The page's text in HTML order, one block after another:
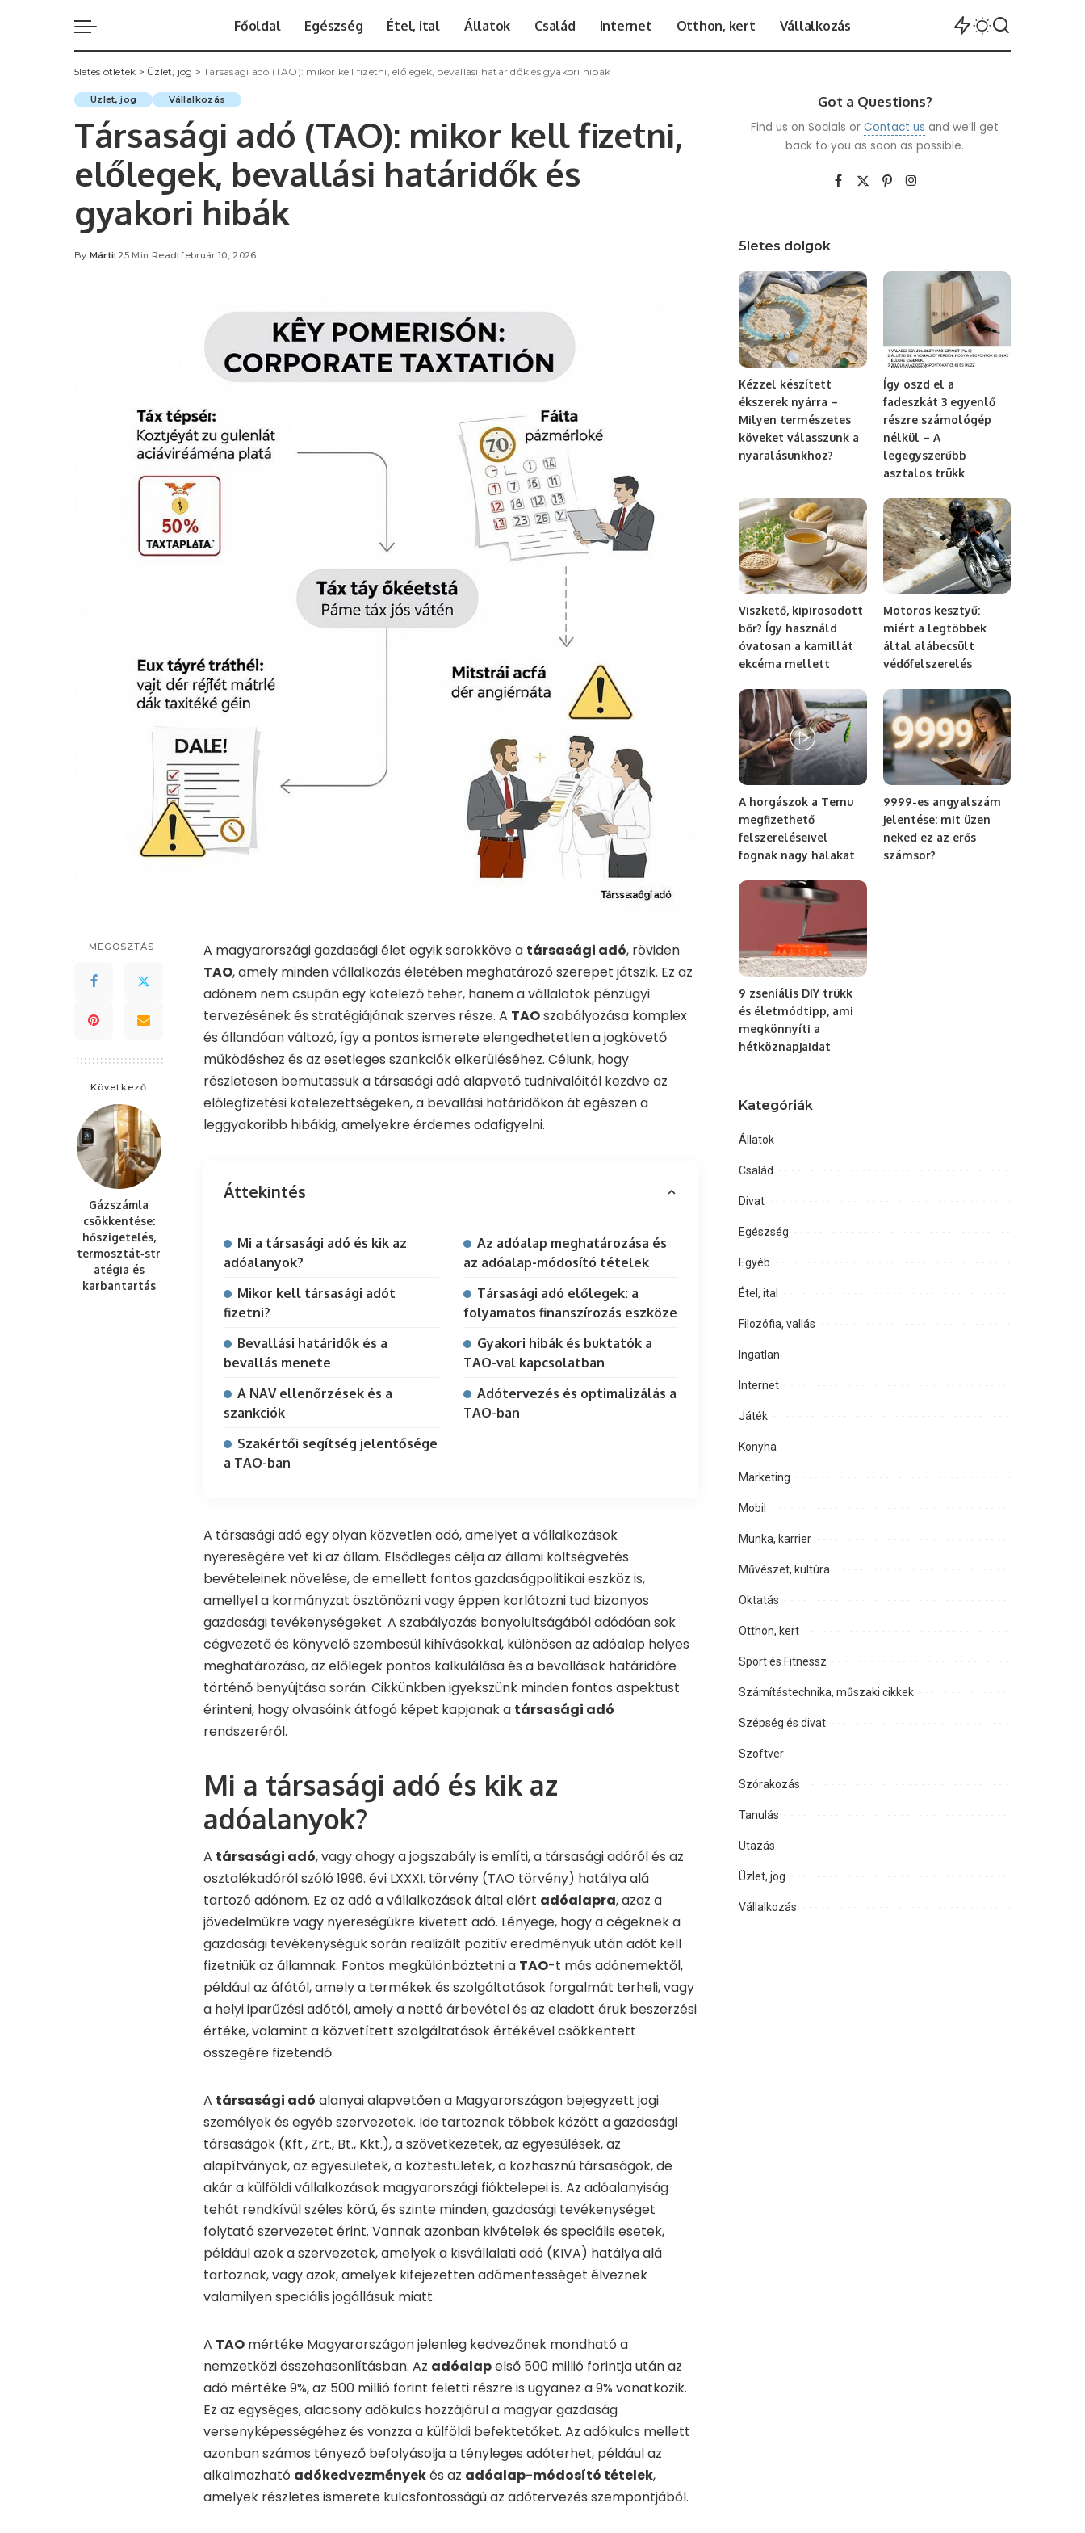
Főoldal Egészség Étel, ital Állatok Család Internet Otthon, kert Vállalkozás
5letes ötletek > Üzlet, jog >Társasági adó (TAO): mikor kell fizetni, előlegek, bevallási határidők és gyakori hibák
Üzlet, jog Vállalkozás
Társasági adó (TAO): mikor kell fizetni,
előlegek, bevallási határidők és
gyakori hibák
Posted
By Márti 25 Min Read február 10, 2026
MEGOSZTÁS
Következő
Gázszámla
csökkentése:
hőszigetelés,
termosztát‑str
atégia és
karbantartás
A magyarországi gazdasági élet egyik sarokköve a társasági adó, röviden
TAO, amely minden vállalkozás életében meghatározó szerepet játszik. Ez az
adónem nem csupán egy kötelező teher, hanem a vállalatok pénzügyi
tervezésének és stratégiájának szerves része. A TAOszabályozása komplex
és állandóan változó, így a pontos ismerete elengedhetetlen a jogkövető
működéshez és az esetleges szankciók elkerüléséhez. Célunk, hogy
részletesen bemutassuk a társasági adó alapvető tudnivalóitól kezdve az
előlegfizetési kötelezettségeken, a bevallási határidőkön át egészen a
leggyakoribb hibákig, amelyekre érdemes odafigyelni.
Áttekintés
Mi a társasági adó és kik az
adóalanyok?
Az adóalap meghatározása és
az adóalap-módosító tételek
Mikor kell társasági adót
fizetni?
Társasági adó előlegek: a
folyamatos finanszírozás eszköze
Bevallási határidők és a
bevallás menete
Gyakori hibák és buktatók a
TAO-val kapcsolatban
A NAV ellenőrzések és a
szankciók
Adótervezés és optimalizálás a
TAO-ban
Szakértői segítség jelentősége
a TAO-ban
A társasági adó egy olyan közvetlen adó, amelyet a vállalkozások
nyereségére vet ki az állam. Elsődleges célja az állami költségvetés
bevételeinek növelése, de emellett fontos gazdaságpolitikai eszköz is,
amellyel a kormányzat ösztönözni vagy éppen korlátozni tud bizonyos
gazdasági tevékenységeket. A szabályozás bonyolultságából adódóan sok
cégvezető és könyvelő szembesül kihívásokkal, különösen az adóalap helyes
meghatározása, az előlegek pontos kalkulálása és a bevallások határidőre
történő benyújtása során. Cikkünkben igyekszünk minden fontos aspektust
érinteni, hogy olvasóink átfogó képet kapjanak a társasági adó
rendszeréről.
Mi a társasági adó és kik az
adóalanyok?
A társasági adó, vagy ahogy a jogszabály is említi, a társasági adóról és az
osztalékadóról szóló 1996. évi LXXXI. törvény (TAO törvény) hatálya alá
tartozó adónem. Ez az adó a vállalkozások által elért adóalapra, azaz a
jövedelmükre vagy nyereségükre kivetett adó. Lényege, hogy a cégeknek a
gazdasági tevékenységük során realizált pozitív eredményük után adót kell
fizetniük az államnak. Fontos megkülönböztetni a TAO-t más adónemektől,
például az áfától, amely a termékek és szolgáltatások forgalmát terheli, vagy
a helyi iparűzési adótól, amely a nettó árbevétel és az eladott áruk beszerzési
értéke, valamint a közvetített szolgáltatások értékével csökkentett
összegére fizetendő.
A társasági adó alanyai alapvetően a Magyarországon bejegyzett jogi
személyek és egyéb szervezetek. Ide tartoznak többek között a gazdasági
társaságok (Kft., Zrt., Bt., Kkt.), a szövetkezetek, az egyesülések, az
alapítványok, az egyesületek, a köztestületek, a közhasznú társaságok, de
akár a külföldi vállalkozások magyarországi fióktelepei is. Az adóalanyiság
tehát rendkívül széles körű, és szinte minden, gazdasági tevékenységet
folytató szervezetet érint. Vannak azonban kivételek és speciális esetek,
például azok a szervezetek, amelyek a kisvállalati adó (KIVA) hatálya alá
tartoznak, vagy azok, amelyek kifejezetten adómentességet élveznek
valamilyen speciális jogállásuk miatt.
A TAO mértéke Magyarországon jelenleg kedvezőnek mondható a
nemzetközi összehasonlításban. Az adóalapelső 500 millió forintja után az
adó mértéke 9%, az 500 millió forint feletti részre is ugyanez a 9% vonatkozik.
Ez az egységes, alacsony adókulcs hozzájárul a magyar gazdaság
versenyképességéhez és vonzza a külföldi befektetőket. Az adókulcs mellett
azonban számos tényező befolyásolja a tényleges adóterhet, például az
alkalmazható adókedvezményekés az adóalap-módosító tételek,
amelyek részletes ismerete kulcsfontosságú az adótervezés szempontjából.
Got a Questions?
Find us on Socials orContact us and we’ll get
back to you as soon as possible.
5letes dolgok
Kézzel készített
ékszerek nyárra –
Milyen természetes
köveket válasszunk a
nyaralásunkhoz?
Így oszd el a
fadeszkát 3 egyenlő
részre számológép
nélkül – A
legegyszerűbb
asztalos trükk
Viszkető, kipirosodott
bőr? Így használd
óvatosan a kamillát
ekcéma mellett
Motoros kesztyű:
miért a legtöbbek
által alábecsült
védőfelszerelés
A horgászok a Temu
megfizethető
felszereléseivel
fognak nagy halakat
9999-es angyalszám
jelentése: mit üzen
neked ez az erős
számsor?
9 zseniális DIY trükk
és életmódtipp, ami
megkönnyíti a
hétköznapjaidat
Kategóriák
Állatok
Család
Divat
Egészség
Egyéb
Étel, ital
Filozófia, vallás
Ingatlan
Internet
Játék
Konyha
Marketing
Mobil
Munka, karrier
Művészet, kultúra
Oktatás
Otthon, kert
Sport és Fitnessz
Számítástechnika, műszaki cikkek
Szépség és divat
Szoftver
Szórakozás
Tanulás
Utazás
Üzlet, jog
Vállalkozás